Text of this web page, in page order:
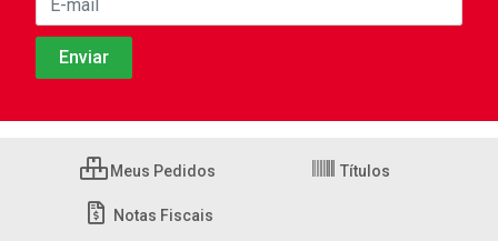
Meus Pedidos Títulos
Notas Fiscais